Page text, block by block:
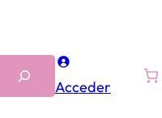
Acceder